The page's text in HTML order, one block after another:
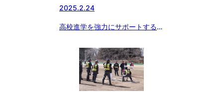
2025.2.24
高校進学を強力にサポートする新
ゴー）に作新学院高 女子硬式野
球部、京都外大西高 女子硬式野
球部、つくば国際高 硬式野球部
女子部が新たに参加!!